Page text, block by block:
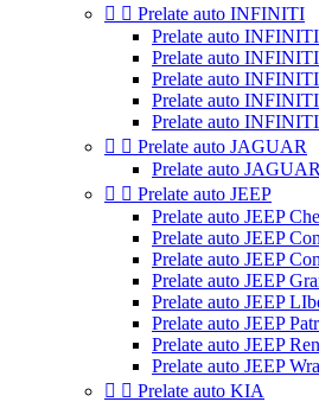
  Prelate auto INFINITI
Prelate auto
Prelate auto
Prelate auto
Prelate auto
Prelate auto
  Prelate auto JAGUAR
Prelate auto
  Prelate auto JEEP
Prelate auto JEEP
Prelate auto JEEP
Prelate auto JEEP
Prelate auto JEEP
Prelate auto JEEP
Prelate auto JEEP
Prelate auto JEEP
Prelate auto JEEP
  Prelate auto KIA